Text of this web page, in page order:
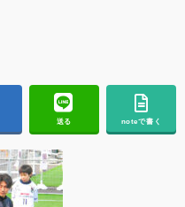
送る noteで書く